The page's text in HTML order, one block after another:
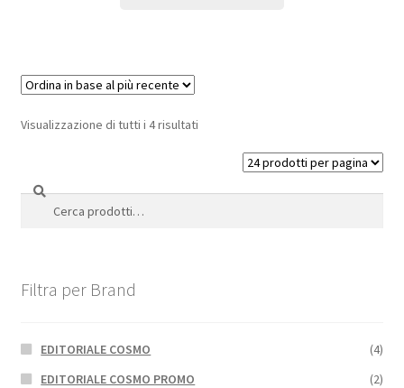
Visualizzazione di tutti i 4 risultati
Cerca:
Cerca
Filtra per Brand
EDITORIALE COSMO
(4)
EDITORIALE COSMO PROMO
(2)